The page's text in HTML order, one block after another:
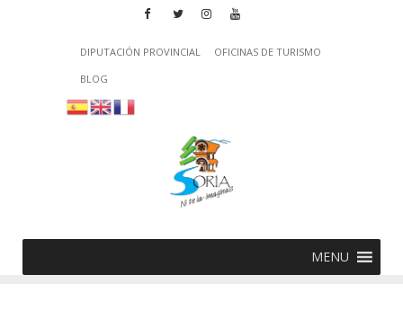
DIPUTACIÓN PROVINCIAL
OFICINAS DE TURISMO
BLOG
MENU